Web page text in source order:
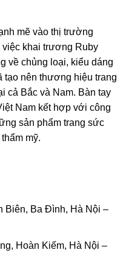
mẽ vào thị trường
khai trương Ruby
về chủng loại, kiểu dáng
tạo nên thương hiệu trang
cả Bắc và Nam. Bàn tay
Nam kết hợp với công
sản phẩm trang sức
mỹ.
Biên, Ba Đình, Hà Nội –
Hoàn Kiếm, Hà Nội –